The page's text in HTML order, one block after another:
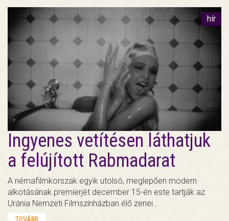
hír
Ingyenes vetítésen láthatjuk
a felújított Rabmadarat
A némafilmkorszak egyik utolsó, meglepően modern
alkotásának premierjét december 15-én este tartják az
Uránia Nemzeti Filmszínházban élő zenei…